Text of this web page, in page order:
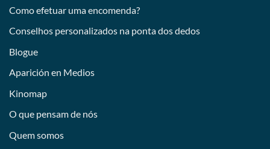
Como efetuar uma encomenda?
Conselhos personalizados na ponta dos dedos
Blogue
Aparición en Medios
Kinomap
O que pensam de nós
Quem somos